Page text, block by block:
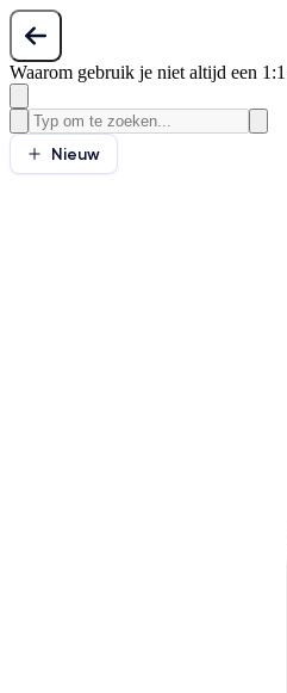
Waarom gebruik je niet altijd een
Nieuw